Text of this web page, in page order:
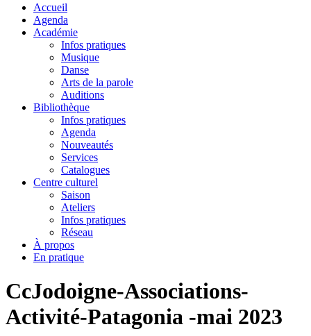
Accueil
Agenda
Académie
Infos pratiques
Musique
Danse
Arts de la parole
Auditions
Bibliothèque
Infos pratiques
Agenda
Nouveautés
Services
Catalogues
Centre culturel
Saison
Ateliers
Infos pratiques
Réseau
À propos
En pratique
CcJodoigne-Associations-
Activité-Patagonia -mai 2023